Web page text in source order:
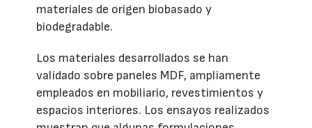
materiales de origen biobasado y
biodegradable.
Los materiales desarrollados se han
validado sobre paneles MDF, ampliamente
empleados en mobiliario, revestimientos y
espacios interiores. Los ensayos realizados